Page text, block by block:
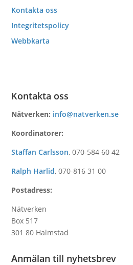
Kontakta oss
Integritetspolicy
Webbkarta
Kontakta oss
Nätverken: info@natverken.se
Koordinatorer:
Staffan Carlsson,070-584 60 42
Ralph Harlid, 070-816 31 00
Postadress:
Nätverken
Box 517
301 80 Halmstad
Anmälan till nyhetsbrev